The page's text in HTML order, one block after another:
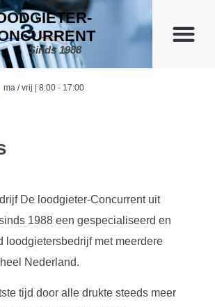
Sinds 1988
ma / vrij | 8:00 - 17:00
De loodgieter-Concurrent uit
1988 een gespecialiseerd en
loodgietersbedrijf met meerdere
Nederland.
tijd door alle drukte steeds meer